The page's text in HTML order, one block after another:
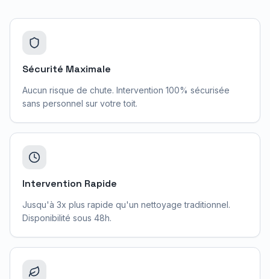
Sécurité Maximale
Aucun risque de chute. Intervention 100% sécurisée
sans personnel sur votre toit.
Intervention Rapide
Jusqu'à 3x plus rapide qu'un nettoyage traditionnel.
Disponibilité sous 48h.